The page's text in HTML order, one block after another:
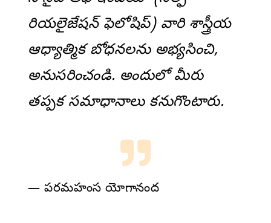
రియలైజేషన్ ఫెలోషిప్) వారి శాస్త్రీయ
ఆధ్యాత్మిక బోధనలను అభ్యసించి,
అనుసరించండి. అందులో మీరు
తప్పక సమాధానాలు కనుగొంటారు.
— పరమహంస యోగానంద